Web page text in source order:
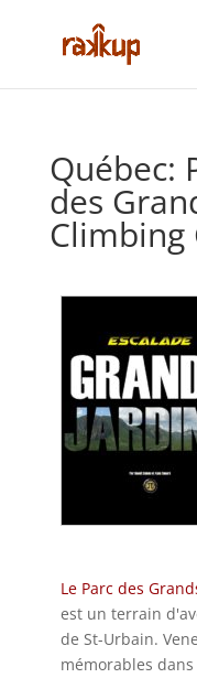
Québec:
des
Climbing
Le Parc des
est un terrain
de St-Urbain.
mémorables